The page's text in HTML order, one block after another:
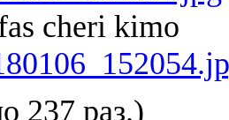
cheri kimo
237 раз.)